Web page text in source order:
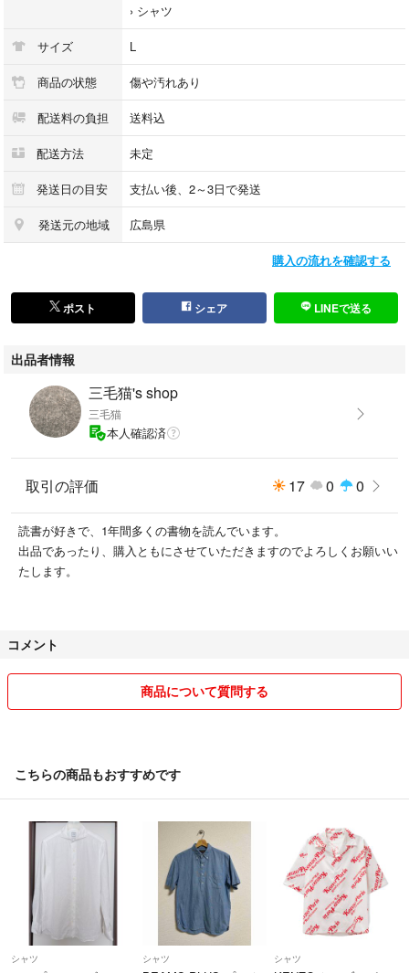
› シャツ
サイズ L
商品の状態 傷や汚れあり
配送料の負担 送料込
配送方法 未定
発送日の目安 支払い後、2～3日で発送
発送元の地域 広島県
購入の流れを確認する
ポスト シェア LINEで送る
出品者情報
三毛猫's shop
三毛猫
本人確認済
取引の評価 17 0 0
読書が好きで、1年間多くの書物を読んでいます。
出品であったり、購入ともにさせていただきますのでよろしくお願いい
たします。
コメント
商品について質問する
こちらの商品もおすすめです
シャツ シャツ シャツ